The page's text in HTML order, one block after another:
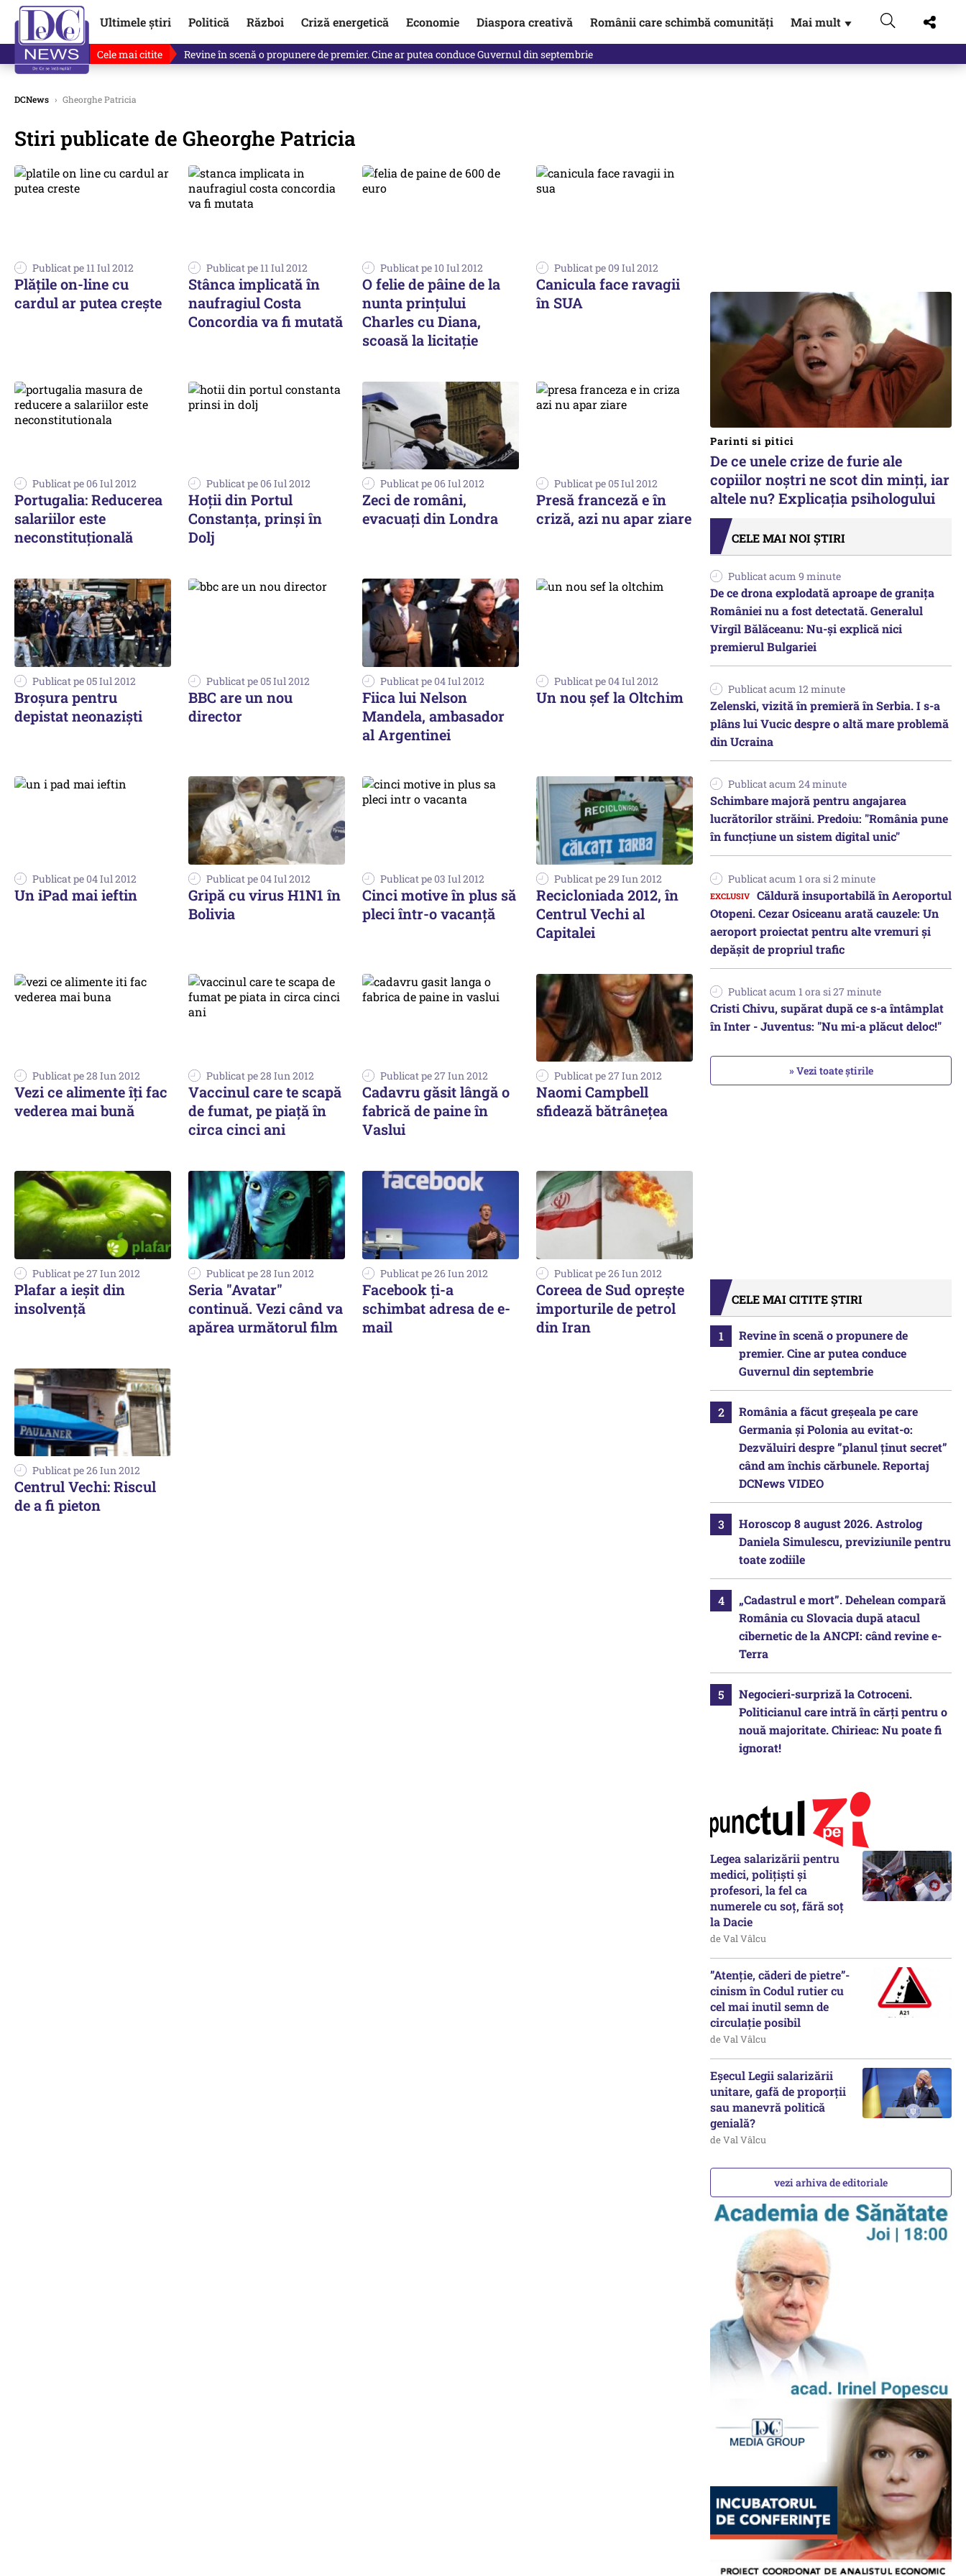
Ultimele știri Politică Război Criză energetică Economie Diaspora creativă Românii care schimbă comunități Mai mult ▼
Cele mai citite Revine în scenă o propunere de premier. Cine ar putea conduce Guvernul din septembrie
DCNews › Gheorghe Patricia
Stiri publicate de Gheorghe Patricia
Publicat pe 11 Iul 2012
Plăţile on-line cu
cardul ar putea creşte
Publicat pe 11 Iul 2012
Stânca implicată în
naufragiul Costa
Concordia va fi mutată
Publicat pe 10 Iul 2012
O felie de pâine de la
nunta prințului
Charles cu Diana,
scoasă la licitație
Publicat pe 09 Iul 2012
Canicula face ravagii
în SUA
Publicat pe 06 Iul 2012
Portugalia: Reducerea
salariilor este
neconstituțională
Publicat pe 06 Iul 2012
Hoții din Portul
Constanța, prinși în
Dolj
Publicat pe 06 Iul 2012
Zeci de români,
evacuați din Londra
Publicat pe 05 Iul 2012
Presă franceză e în
criză, azi nu apar ziare
Publicat pe 05 Iul 2012
Broșura pentru
depistat neonaziști
Publicat pe 05 Iul 2012
BBC are un nou
director
Publicat pe 04 Iul 2012
Fiica lui Nelson
Mandela, ambasador
al Argentinei
Publicat pe 04 Iul 2012
Un nou șef la Oltchim
Publicat pe 04 Iul 2012
Un iPad mai ieftin
Publicat pe 04 Iul 2012
Gripă cu virus H1N1 în
Bolivia
Publicat pe 03 Iul 2012
Cinci motive în plus să
pleci într-o vacanță
Publicat pe 29 Iun 2012
Recicloniada 2012, în
Centrul Vechi al
Capitalei
Publicat pe 28 Iun 2012
Vezi ce alimente îți fac
vederea mai bună
Publicat pe 28 Iun 2012
Vaccinul care te scapă
de fumat, pe piață în
circa cinci ani
Publicat pe 27 Iun 2012
Cadavru găsit lângă o
fabrică de paine în
Vaslui
Publicat pe 27 Iun 2012
Naomi Campbell
sfidează bătrânețea
Publicat pe 27 Iun 2012
Plafar a ieșit din
insolvență
Publicat pe 28 Iun 2012
Seria "Avatar"
continuă. Vezi când va
apărea următorul film
Publicat pe 26 Iun 2012
Facebook ţi-a
schimbat adresa de e-
mail
Publicat pe 26 Iun 2012
Coreea de Sud opreşte
importurile de petrol
din Iran
Publicat pe 26 Iun 2012
Centrul Vechi: Riscul
de a fi pieton
Parinti si pitici
De ce unele crize de furie ale
copiilor noștri ne scot din minți, iar
altele nu? Explicația psihologului
CELE MAI NOI ȘTIRI
Publicat acum 9 minute
De ce drona explodată aproape de granița
României nu a fost detectată. Generalul
Virgil Bălăceanu: Nu-și explică nici
premierul Bulgariei
Publicat acum 12 minute
Zelenski, vizită în premieră în Serbia. I s-a
plâns lui Vucic despre o altă mare problemă
din Ucraina
Publicat acum 24 minute
Schimbare majoră pentru angajarea
lucrătorilor străini. Predoiu: "România pune
în funcțiune un sistem digital unic"
Publicat acum 1 ora si 2 minute
Căldură insuportabilă în Aeroportul
Otopeni. Cezar Osiceanu arată cauzele: Un
aeroport proiectat pentru alte vremuri și
depășit de propriul trafic
Publicat acum 1 ora si 27 minute
Cristi Chivu, supărat după ce s-a întâmplat
în Inter - Juventus: "Nu mi-a plăcut deloc!"
» Vezi toate știrile
CELE MAI CITITE ȘTIRI
Revine în scenă o propunere de
premier. Cine ar putea conduce
Guvernul din septembrie
România a făcut greșeala pe care
Germania și Polonia au evitat-o:
Dezvăluiri despre ”planul ținut secret”
când am închis cărbunele. Reportaj
DCNews VIDEO
Horoscop 8 august 2026. Astrolog
Daniela Simulescu, previziunile pentru
toate zodiile
„Cadastrul e mort”. Dehelean compară
România cu Slovacia după atacul
cibernetic de la ANCPI: când revine e-
Terra
Negocieri-surpriză la Cotroceni.
Politicianul care intră în cărți pentru o
nouă majoritate. Chirieac: Nu poate fi
ignorat!
Legea salarizării pentru
medici, polițiști și
profesori, la fel ca
numerele cu soț, fără soț
la Dacie
de Val Vâlcu
”Atenție, căderi de pietre”-
cinism în Codul rutier cu
cel mai inutil semn de
circulație posibil
de Val Vâlcu
Eșecul Legii salarizării
unitare, gafă de proporții
sau manevră politică
genială?
de Val Vâlcu
vezi arhiva de editoriale